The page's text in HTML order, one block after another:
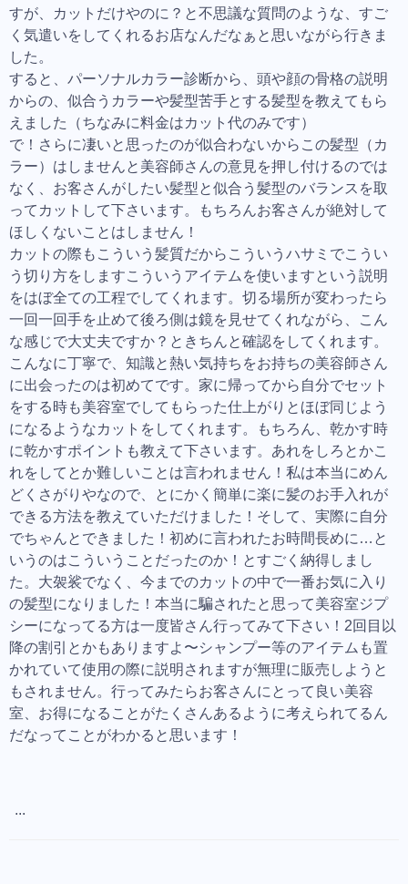
すが、カットだけやのに？と不思議な質問のような、すご
く気遣いをしてくれるお店なんだなぁと思いながら行きま
した。
すると、パーソナルカラー診断から、頭や顔の骨格の説明
からの、似合うカラーや髪型苦手とする髪型を教えてもら
えました（ちなみに料金はカット代のみです）
で！さらに凄いと思ったのが似合わないからこの髪型（カ
ラー）はしませんと美容師さんの意見を押し付けるのでは
なく、お客さんがしたい髪型と似合う髪型のバランスを取
ってカットして下さいます。もちろんお客さんが絶対して
ほしくないことはしません！
カットの際もこういう髪質だからこういうハサミでこうい
う切り方をしますこういうアイテムを使いますという説明
をはぼ全ての工程でしてくれます。切る場所が変わったら
一回一回手を止めて後ろ側は鏡を見せてくれながら、こん
な感じで大丈夫ですか？ときちんと確認をしてくれます。
こんなに丁寧で、知識と熱い気持ちをお持ちの美容師さん
に出会ったのは初めてです。家に帰ってから自分でセット
をする時も美容室でしてもらった仕上がりとほぼ同じよう
になるようなカットをしてくれます。もちろん、乾かす時
に乾かすポイントも教えて下さいます。あれをしろとかこ
れをしてとか難しいことは言われません！私は本当にめん
どくさがりやなので、とにかく簡単に楽に髪のお手入れが
できる方法を教えていただけました！そして、実際に自分
でちゃんとできました！初めに言われたお時間長めに…と
いうのはこういうことだったのか！とすごく納得しまし
た。大袈裟でなく、今までのカットの中で一番お気に入り
の髪型になりました！本当に騙されたと思って美容室ジプ
シーになってる方は一度皆さん行ってみて下さい！2回目以
降の割引とかもありますよ〜シャンプー等のアイテムも置
かれていて使用の際に説明されますが無理に販売しようと
もされません。行ってみたらお客さんにとって良い美容
室、お得になることがたくさんあるように考えられてるん
だなってことがわかると思います！
...